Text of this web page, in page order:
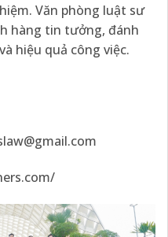
Văn phòng luật sư
hàng tin tưởng, đánh
hiệu quả công việc.